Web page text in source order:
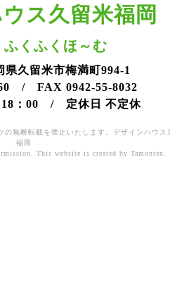
ス久留米福岡
くふくほ～む
県久留米市梅満町994-1
/ FAX 0942-55-8032
18：00 / 定休日 不定休
の無断転載を禁止いたします。デザインハウス
福岡
This website is created by Tamonten.